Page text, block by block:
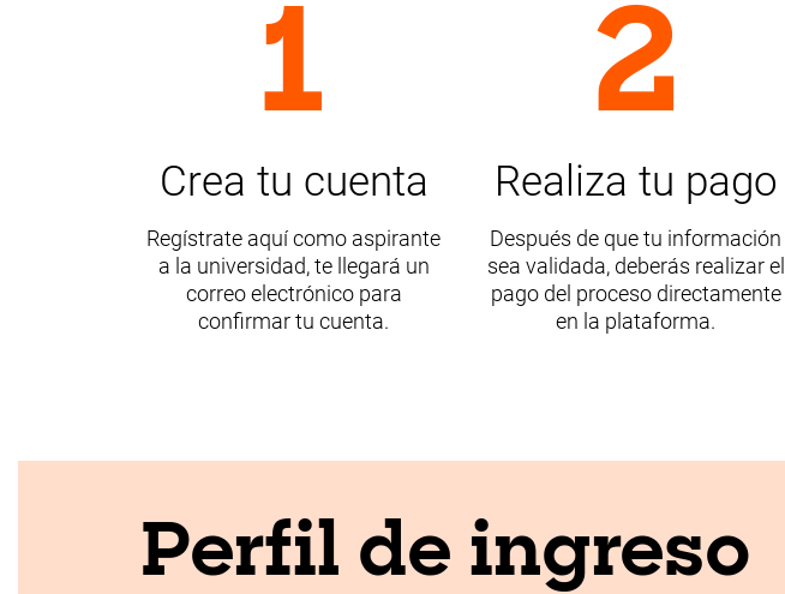
1
Crea tu cuenta
Regístrate aquí como aspirante
a la universidad, te llegará un
correo electrónico para
confirmar tu cuenta.
2
Realiza tu pago
Después de que tu información
sea validada, deberás realizar el
pago del proceso directamente
en la plataforma.
Perfil de ingreso